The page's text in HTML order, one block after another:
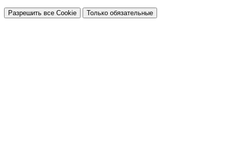
Разрешить все Cookie Только обязательные